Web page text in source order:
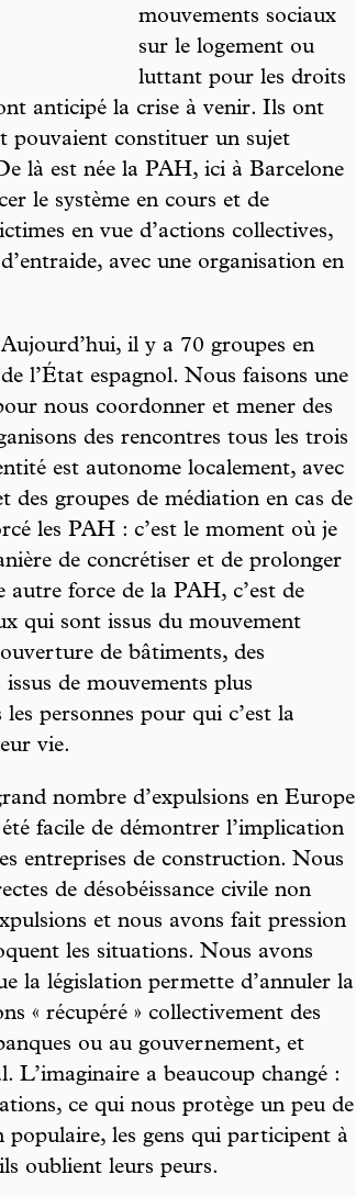
mouvements sociaux
sur le logement ou
luttant pour les droits
anticipé la crise à venir. Ils ont
pouvaient constituer un sujet
là est née la PAH, ici à Barcelone
le système en cours et de
en vue d’actions collectives,
avec une organisation en
il y a 70 groupes en
l’État espagnol. Nous faisons une
nous coordonner et mener des
des rencontres tous les trois
est autonome localement, avec
des groupes de médiation en cas de
les PAH : c’est le moment où je
de concrétiser et de prolonger
force de la PAH, c’est de
qui sont issus du mouvement
de bâtiments, des
de mouvements plus
personnes pour qui c’est la
vie.
nombre d’expulsions en Europe
facile de démontrer l’implication
entreprises de construction. Nous
de désobéissance civile non
et nous avons fait pression
les situations. Nous avons
la législation permette d’annuler la
« récupéré » collectivement des
ou au gouvernement, et
L’imaginaire a beaucoup changé :
ce qui nous protège un peu de
populaire, les gens qui participent à
oublient leurs peurs.